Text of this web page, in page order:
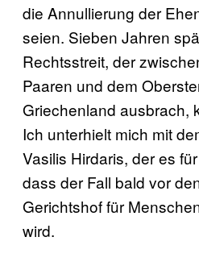
die Annullierung der
seien. Sieben Jahren
Rechtsstreit, der
Paaren und dem
Griechenland ausbrach,
Ich unterhielt mich mit
Vasilis Hirdaris, der es
dass der Fall bald vor
Gerichtshof für
wird.